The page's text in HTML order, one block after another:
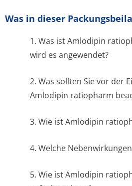
Was in dieser
1. Was ist Amlodipin
wird es angewendet?
2. Was sollten Sie vor der
Amlodipin ratiopharm
3. Wie ist Amlodipin
4. Welche
5. Wie ist Amlodipin